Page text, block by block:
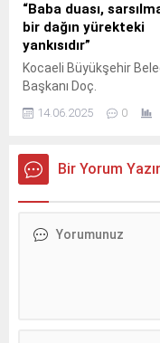
“Baba duası,
bir dağın yürekteki
yankısıdır”
Kocaeli Büyükşehir
Başkanı Doç.
14.06.2025 0
Bir Yorum